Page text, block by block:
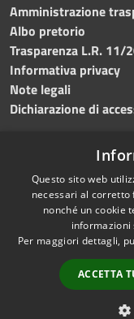
Amministrazione
Albo pretorio
Trasparenza L.R. 11/
Informativa privacy
Note legali
Dichiarazione di
RSS
Accessibilità
Cookie
Mappa del sito
Contatti
Questo sito web
necessari al corretto
nonché un cookie
informazioni
Per maggiori dettagli,
ACCETTA